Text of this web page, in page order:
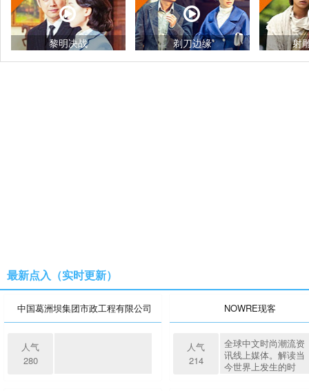
黎明决战 剃刀边缘 射
新乌龙院之笑闹江湖
最新点入（实时更新）
中国葛洲坝集团市政工程有限公司
人气
280
NOWRE现客
人气
214
全球中文时尚潮流资
讯线上媒体。解读当
今世界上发生的时